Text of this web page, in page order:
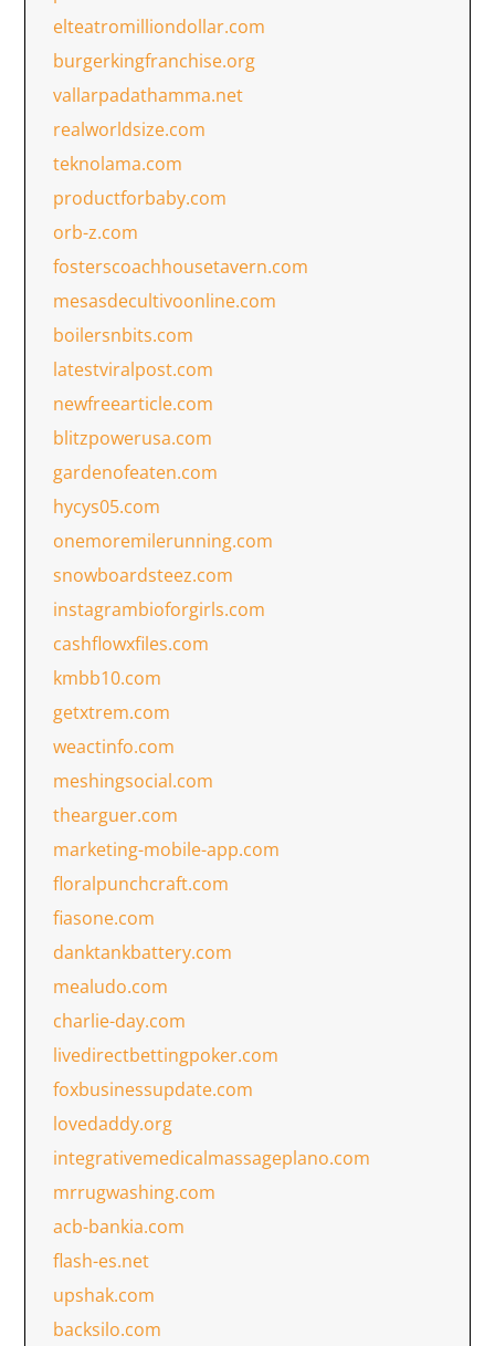
elteatromilliondollar.com
burgerkingfranchise.org
vallarpadathamma.net
realworldsize.com
teknolama.com
productforbaby.com
orb-z.com
fosterscoachhousetavern.com
mesasdecultivoonline.com
boilersnbits.com
latestviralpost.com
newfreearticle.com
blitzpowerusa.com
gardenofeaten.com
hycys05.com
onemoremilerunning.com
snowboardsteez.com
instagrambioforgirls.com
cashflowxfiles.com
kmbb10.com
getxtrem.com
weactinfo.com
meshingsocial.com
thearguer.com
marketing-mobile-app.com
floralpunchcraft.com
fiasone.com
danktankbattery.com
mealudo.com
charlie-day.com
livedirectbettingpoker.com
foxbusinessupdate.com
lovedaddy.org
integrativemedicalmassageplano.com
mrrugwashing.com
acb-bankia.com
flash-es.net
upshak.com
backsilo.com